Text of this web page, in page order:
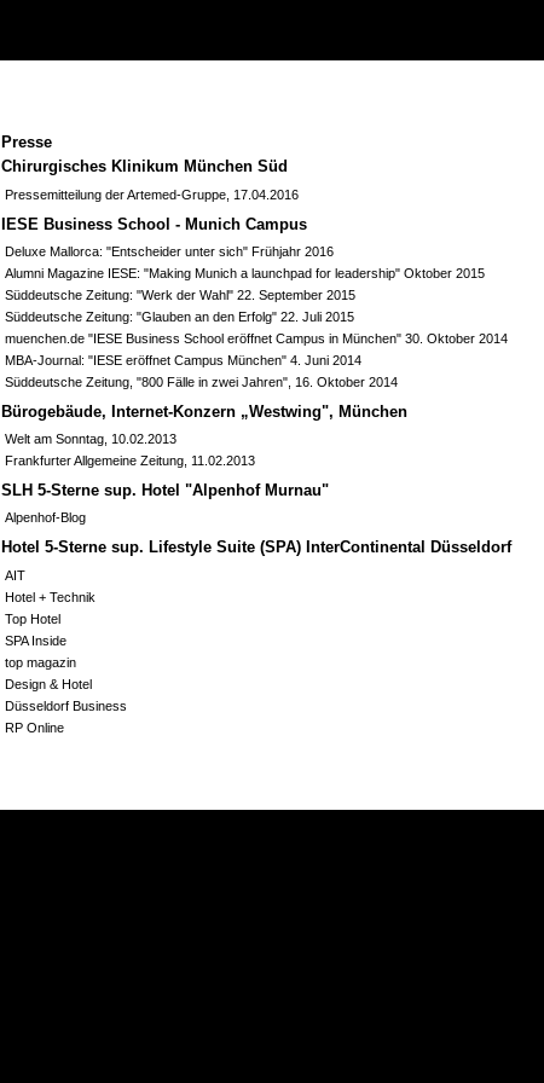
Presse
Chirurgisches Klinikum München Süd
Pressemitteilung der Artemed-Gruppe, 17.04.2016
IESE Business School - Munich Campus
Deluxe Mallorca: "Entscheider unter sich" Frühjahr 2016
Alumni Magazine IESE: "Making Munich a launchpad for leadership" Oktober 2015
Süddeutsche Zeitung: "Werk der Wahl" 22. September 2015
Süddeutsche Zeitung: "Glauben an den Erfolg" 22. Juli 2015
muenchen.de "IESE Business School eröffnet Campus in München" 30. Oktober 2014
MBA-Journal: "IESE eröffnet Campus München" 4. Juni 2014
Süddeutsche Zeitung, "800 Fälle in zwei Jahren", 16. Oktober 2014
Bürogebäude, Internet-Konzern „Westwing", München
Welt am Sonntag, 10.02.2013
Frankfurter Allgemeine Zeitung, 11.02.2013
SLH 5-Sterne sup. Hotel "Alpenhof Murnau"
Alpenhof-Blog
Hotel 5-Sterne sup. Lifestyle Suite (SPA) InterContinental Düsseldorf
AIT
Hotel + Technik
Top Hotel
SPA Inside
top magazin
Design & Hotel
Düsseldorf Business
RP Online